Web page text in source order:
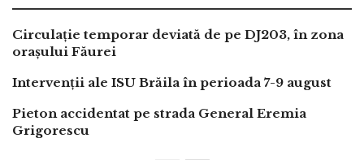
Circulație temporar deviată de pe DJ203, în zona
orașului Făurei
Intervenții ale ISU Brăila în perioada 7-9 august
Pieton accidentat pe strada General Eremia
Grigorescu